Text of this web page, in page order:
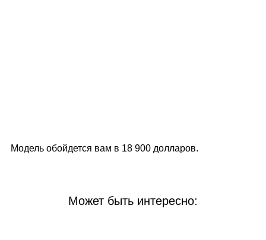
Модель обойдется вам в 18 900 долларов.
Может быть интересно: